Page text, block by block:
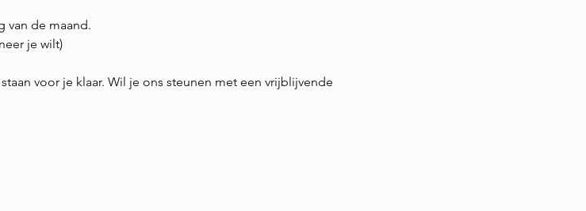
van de maand.
je wilt)
voor je klaar. Wil je ons steunen met een vrijblijvende